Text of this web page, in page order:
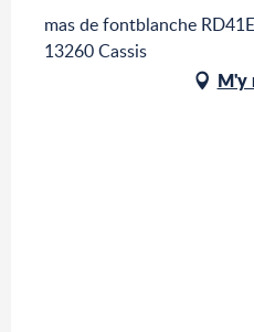
mas de fontblanche
13260 Cassis
M'y